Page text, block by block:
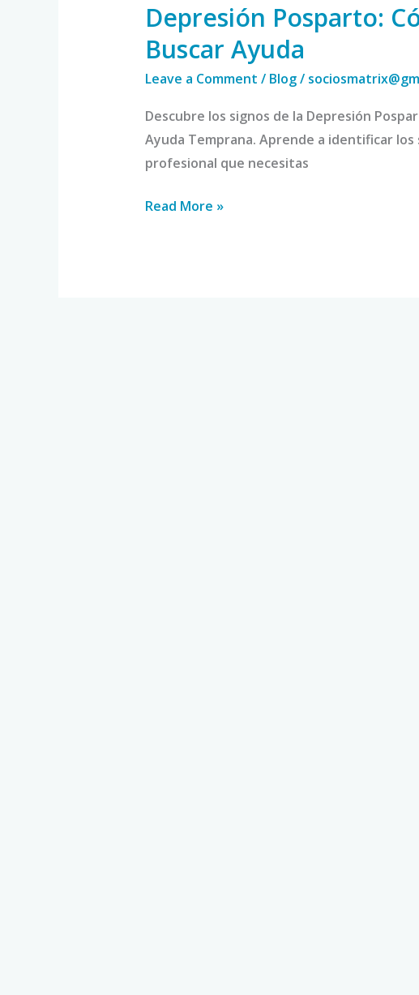
Depresión Posparto:
Buscar Ayuda
Leave a Comment / Blog/
Descubre los signos de la Depresión
Ayuda Temprana. Aprende a identificar
profesional que necesitas
Read More »